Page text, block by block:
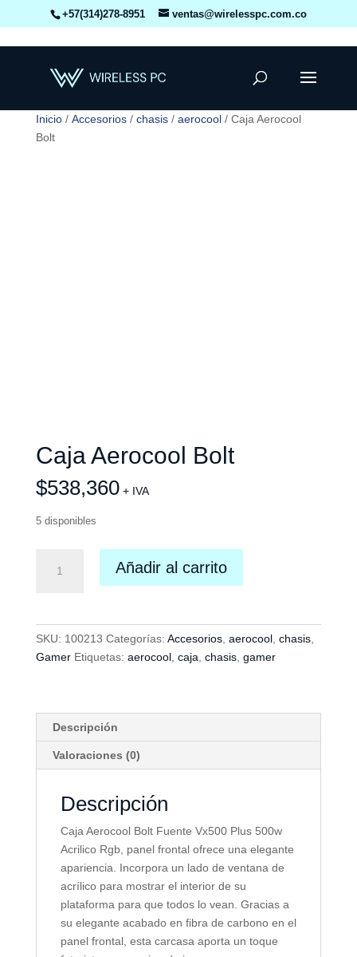
+57(314)278-8951 ventas@wirelesspc.com.co
Inicio/ Accesorios/ chasis/ aerocool/ Caja Aerocool
Bolt
Caja Aerocool Bolt
$538,360 + IVA
5 disponibles
Aerocool
Añadir al carrito
SKU: 100213 Categorías: Accesorios, aerocool, chasis,
Gamer Etiquetas: aerocool, caja, chasis, gamer
Descripción
Valoraciones (0)
Descripción
Caja Aerocool Bolt Fuente Vx500 Plus 500w
Acrilico Rgb, panel frontal ofrece una elegante
apariencia. Incorpora un lado de ventana de
acrílico para mostrar el interior de su
plataforma para que todos lo vean. Gracias a
su elegante acabado en fibra de carbono en el
panel frontal, esta carcasa aporta un toque